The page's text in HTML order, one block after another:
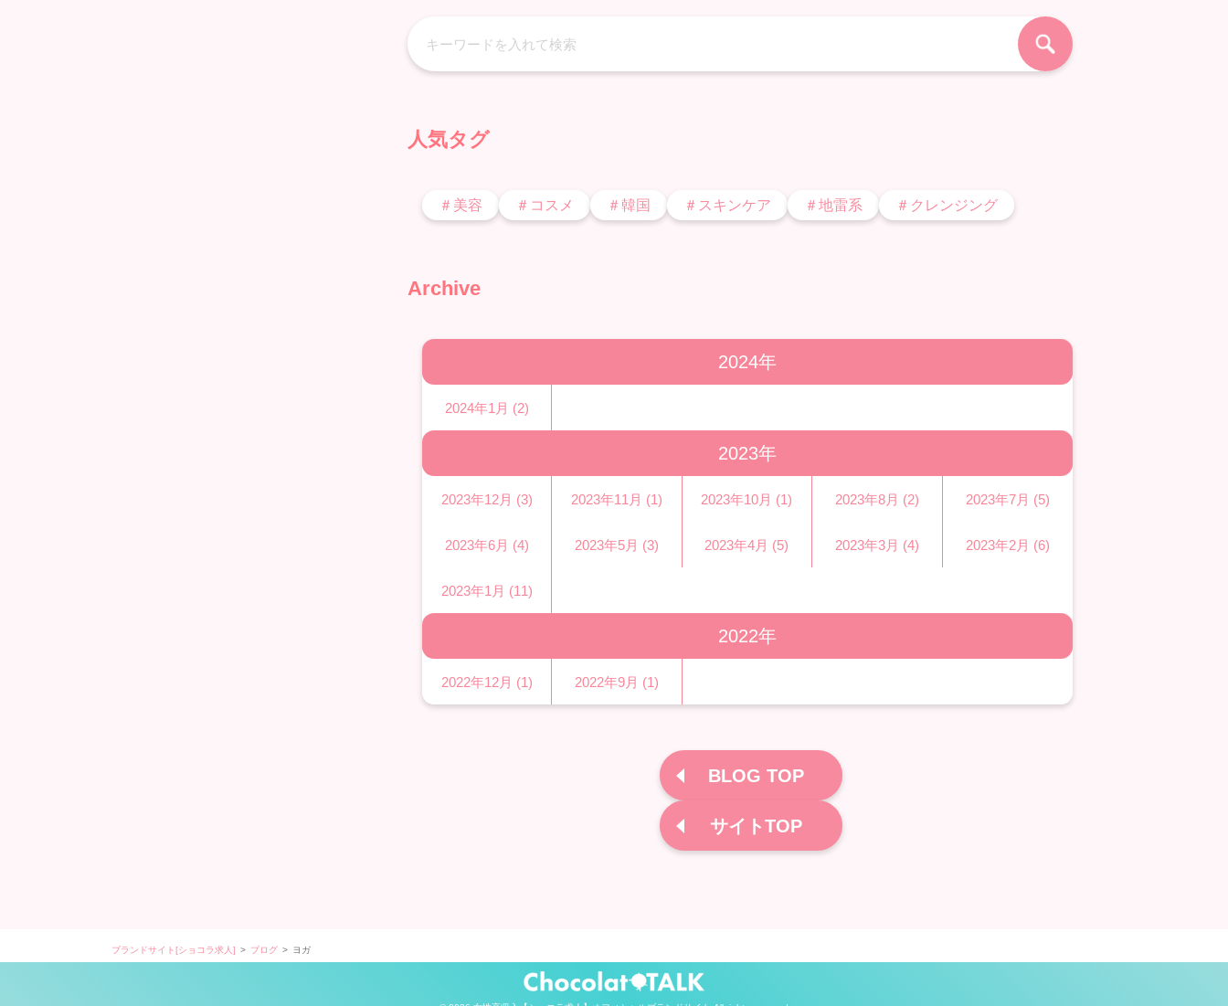
人気タグ
＃美容 ＃コスメ ＃韓国 ＃スキンケア ＃地雷系 ＃クレンジング
Archive
2024年
2024年1月 (2)
2023年
2023年12月 (3) 2023年11月 (1) 2023年10月 (1) 2023年8月 (2) 2023年7月 (5)
2023年6月 (4) 2023年5月 (3) 2023年4月 (5) 2023年3月 (4) 2023年2月 (6)
2023年1月 (11)
2022年
2022年12月 (1) 2022年9月 (1)
BLOG TOP
サイトTOP
ブランドサイト[ショコラ求人] ブログ ヨガ